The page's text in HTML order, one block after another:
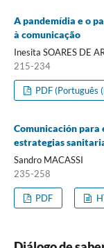
A pandemídia e o
à comunicação
Inesita SOARES DE
215-234
PDF (Português
Comunicación
estrategias
Sandro MACASSI
235-258
PDF